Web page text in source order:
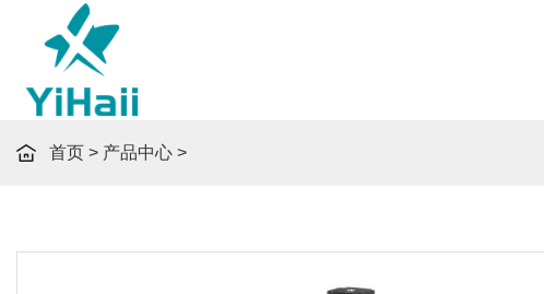
首页 > 产品中心 >